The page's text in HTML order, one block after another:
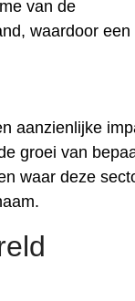
van de
waardoor een
aanzienlijke
groei van
waar deze